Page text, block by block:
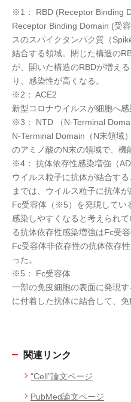
※1： RBD (Receptor Binding
Receptor Binding Domain (受
スのスパイクタンパク質（
結合する領域。閉じた構造の
が、開いた構造のRBDが増え
り、感染性が高くなる。
※2： ACE2
新型コロナウイルスが細胞へ
※3： NTD （N-Terminal
N-Terminal Domain（N末領域
のアミノ酸のN末の領域で、機
※4： 抗体依存性感染増強（
ウイルス粒子に抗体が結合す
までは、ウイルス粒子に抗体
Fc受容体（※5）を発現してい
感染しやすくなると考えられ
る抗体依存性感染増強はFc受
Fc受容体非依存性の抗体依存
った。
※5： Fc受容体
一部の免疫細胞の表面に発現
に付着した抗体に結合して、
関連リンク
"Cell"論文ページ
PubMed論文ページ